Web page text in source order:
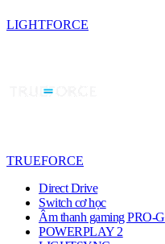
LIGHTFORCE
TRUEFORCE
Direct Drive
Switch cơ học
Âm thanh gaming PRO-G
POWERPLAY 2